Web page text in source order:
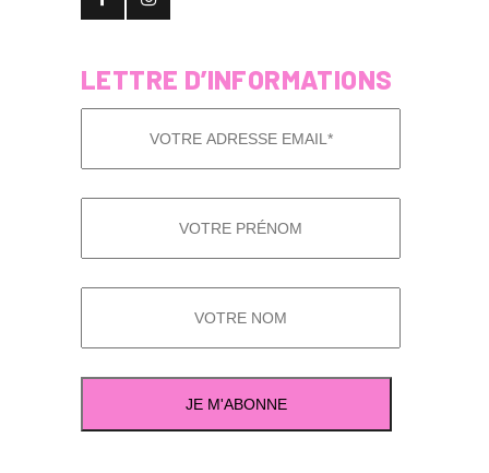
LETTRE D’INFORMATIONS